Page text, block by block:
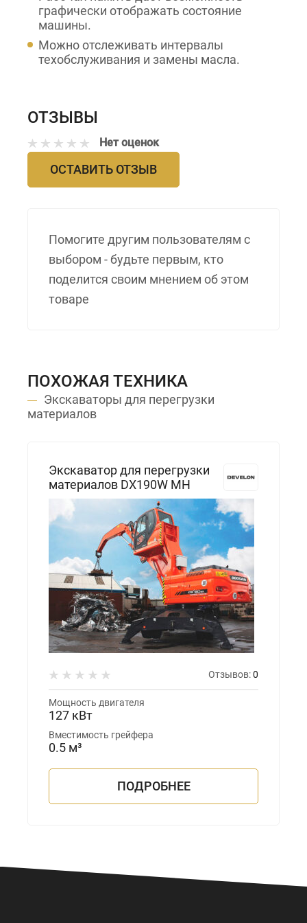
графически отображать состояние
машины.
Можно отслеживать интервалы
техобслуживания и замены масла.
ОТЗЫВЫ
Нет оценок
ОСТАВИТЬ ОТЗЫВ
Помогите другим пользователям с
выбором - будьте первым, кто
поделится своим мнением об этом
товаре
ПОХОЖАЯ ТЕХНИКА
Экскаваторы для перегрузки
материалов
Экскаватор для перегрузки
материалов DX190W MH
Отзывов:0
Мощность двигателя
127 кВт
Вместимость грейфера
0.5 м³
ПОДРОБНЕЕ